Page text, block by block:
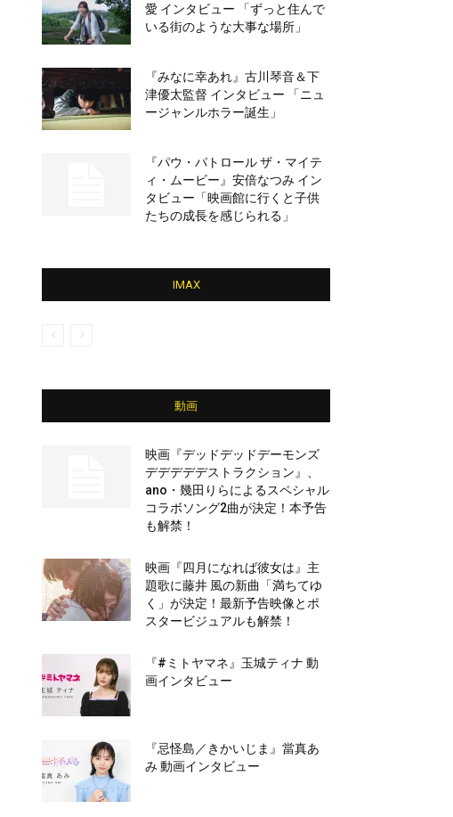
愛 インタビュー 「ずっと住んで
いる街のような大事な場所」
『みなに幸あれ』古川琴音＆下
津優太監督 インタビュー 「ニュ
ージャンルホラー誕生」
『パウ・パトロール ザ・マイテ
ィ・ムービー』安倍なつみ イン
タビュー「映画館に行くと子供
たちの成長を感じられる」
IMAX
動画
映画『デッドデッドデーモンズ
デデデデデストラクション』、
ano・幾田りらによるスペシャル
コラボソング2曲が決定！本予告
も解禁！
映画『四月になれば彼女は』主
題歌に藤井 風の新曲「満ちてゆ
く」が決定！最新予告映像とポ
スタービジュアルも解禁！
『#ミトヤマネ』玉城ティナ 動
画インタビュー
『忌怪島／きかいじま』當真あ
み 動画インタビュー